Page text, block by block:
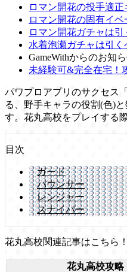
ロマン開花の投手適正
ロマン開花の固有イベ
ロマン開花ガチャは引
水着泡瀬ガチャは引く
GameWithからのお知
未経験可&完全在宅！
パワプロアプリのサクセス
る、野手キャラの役割(色)
す。花丸高校をプレイする
目次
ガード
バウンサー
レンジャー
スナイパー
花丸高校関連記事はこちら！
花丸高校攻略